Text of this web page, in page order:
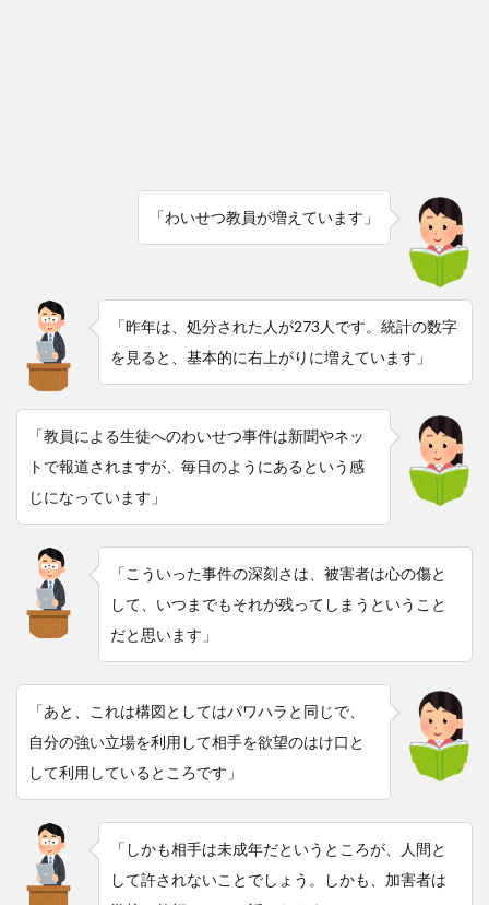
「わいせつ教員が増えています」
「昨年は、処分された人が273人です。統計の数字
を見ると、基本的に右上がりに増えています」
「教員による生徒へのわいせつ事件は新聞やネッ
トで報道されますが、毎日のようにあるという感
じになっています」
「こういった事件の深刻さは、被害者は心の傷と
して、いつまでもそれが残ってしまうということ
だと思います」
「あと、これは構図としてはパワハラと同じで、
自分の強い立場を利用して相手を欲望のはけ口と
して利用しているところです」
「しかも相手は未成年だというところが、人間と
して許されないことでしょう。しかも、加害者は